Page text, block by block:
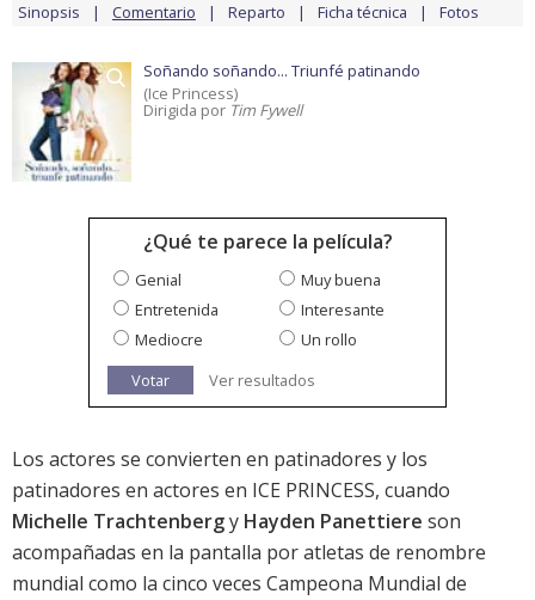
Sinopsis Comentario Reparto Ficha técnica Fotos
Soñando soñando... Triunfé patinando
(Ice Princess)
Dirigida por Tim Fywell
¿Qué te parece la película?
Genial
Muy buena
Entretenida
Interesante
Mediocre
Un rollo
Votar
Ver resultados
Los actores se convierten en patinadores y los
patinadores en actores en ICE PRINCESS, cuando
Michelle Trachtenbergy Hayden Panettiere son
acompañadas en la pantalla por atletas de renombre
mundial como la cinco veces Campeona Mundial de